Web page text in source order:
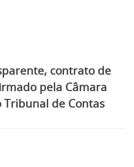
contrato de
pela Câmara
de Contas